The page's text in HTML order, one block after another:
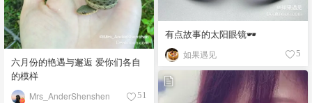
六月份的艳遇与邂逅 爱你们各自
的模样
Mrs_AnderShenshen 51
有点故事的太阳眼镜🕶️
如果遇见 5